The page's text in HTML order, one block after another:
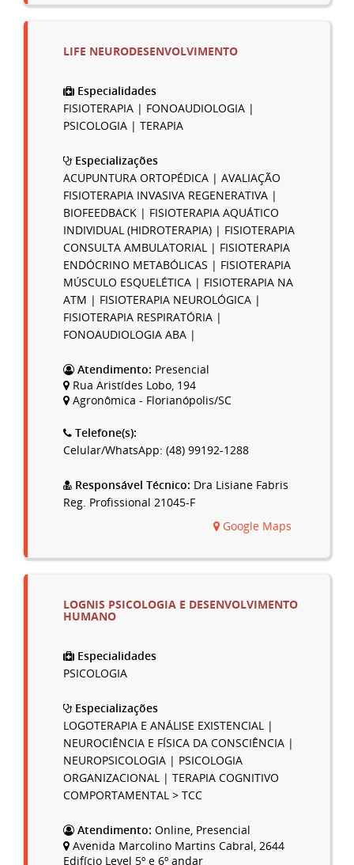
LIFE NEURODESENVOLVIMENTO
Especialidades
FISIOTERAPIA | FONOAUDIOLOGIA |
PSICOLOGIA | TERAPIA
Especializações
ACUPUNTURA ORTOPÉDICA | AVALIAÇÃO
FISIOTERAPIA INVASIVA REGENERATIVA |
BIOFEEDBACK | FISIOTERAPIA AQUÁTICO
INDIVIDUAL (HIDROTERAPIA) | FISIOTERAPIA
CONSULTA AMBULATORIAL | FISIOTERAPIA
ENDÓCRINO METABÓLICAS | FISIOTERAPIA
MÚSCULO ESQUELÉTICA | FISIOTERAPIA NA
ATM | FISIOTERAPIA NEUROLÓGICA |
FISIOTERAPIA RESPIRATÓRIA |
FONOAUDIOLOGIA ABA |
Atendimento: Presencial
Rua Aristídes Lobo, 194
Agronômica - Florianópolis/SC
Telefone(s):
Celular/WhatsApp: (48) 99192-1288
Responsável Técnico: Dra Lisiane Fabris
Reg. Profissional 21045-F
Google Maps
LOGNIS PSICOLOGIA E DESENVOLVIMENTO
HUMANO
Especialidades
PSICOLOGIA
Especializações
LOGOTERAPIA E ANÁLISE EXISTENCIAL |
NEUROCIÊNCIA E FÍSICA DA CONSCIÊNCIA |
NEUROPSICOLOGIA | PSICOLOGIA
ORGANIZACIONAL | TERAPIA COGNITIVO
COMPORTAMENTAL > TCC
Atendimento: Online, Presencial
Avenida Marcolino Martins Cabral, 2644
Edifício Level 5º e 6º andar